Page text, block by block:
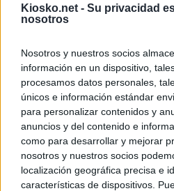
Kiosko.net - Su privacidad
nosotros
Nosotros y nuestros socios
información en un dispositivo,
procesamos datos personales,
únicos e información estándar
para personalizar contenidos y
anuncios y del contenido e
como para desarrollar y mejorar
nosotros y nuestros socios
localización geográfica precisa e
características de dispositivos.